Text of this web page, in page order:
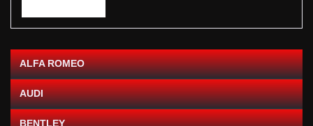
ALFA ROMEO
AUDI
BENTLEY